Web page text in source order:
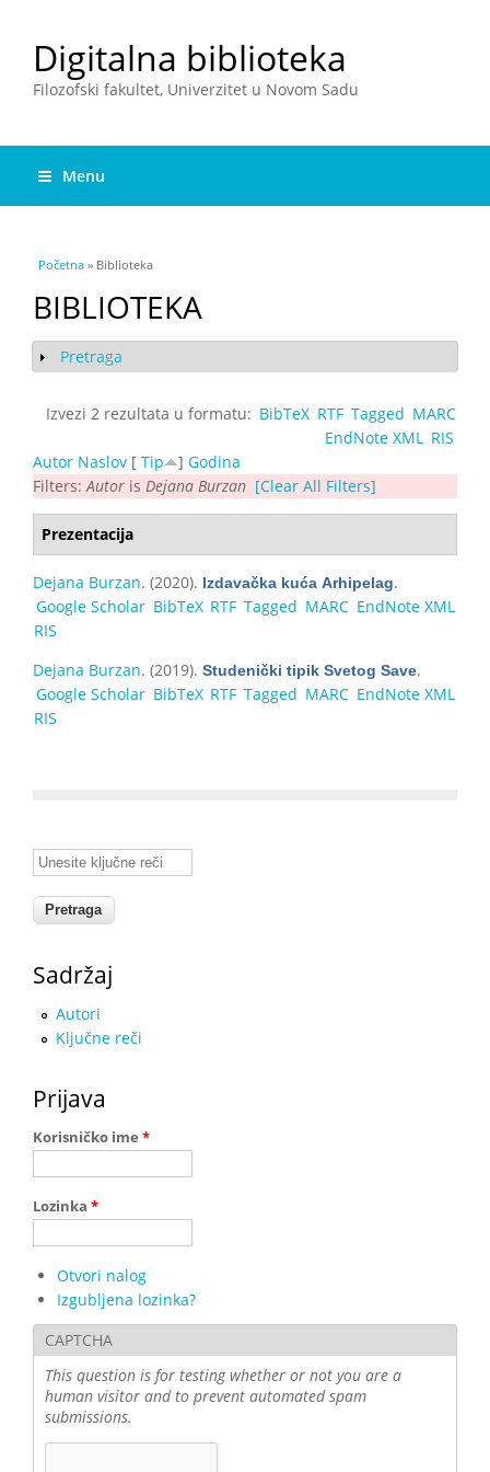
Digitalna biblioteka
Filozofski fakultet, Univerzitet u Novom Sadu
Menu
You are here
Početna » Biblioteka
BIBLIOTEKA
Show
Pretraga
Izvezi 2 rezultata u formatu: BibTeX RTF Tagged MARC
EndNote XML
RIS
Autor Naslov [ Tip ] Godina
Filters: Autor is Dејаnа Burzаn [Clear All Filters]
Prezentacija
Dејаnа Burzаn. (2020). Izdаvаčkа kućа Аrhipеlаg.
Google Scholar BibTeX RTF Tagged MARC EndNote XML
RIS
Dејаnа Burzаn. (2019). Studenički tipik Svetog Save.
Google Scholar BibTeX RTF Tagged MARC EndNote XML
RIS
Unesite ključne reči
Sadržaj
Autori
Ključne reči
Prijava
Korisničko ime *
Lozinka *
Otvori nalog
Izgubljena lozinka?
CAPTCHA
This question is for testing whether or not you are a
human visitor and to prevent automated spam
submissions.